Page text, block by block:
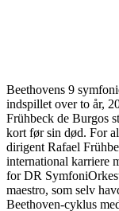
Beethovens 9
indspillet over to år,
Frühbeck de Burgos
kort før sin død. For
dirigent Rafael
international karriere
for DR
maestro, som selv
Beethoven-cyklus